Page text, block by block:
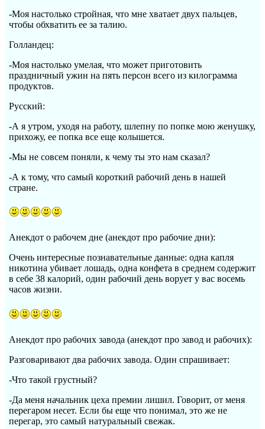
-Моя настолько стройная, что мне хватает двух пальцев,
чтобы обхватить ее за талию.
Голландец:
-Моя настолько умелая, что может приготовить
праздничный ужин на пять персон всего из килограмма
продуктов.
Русский:
-А я утром, уходя на работу, шлепну по попке мою женушку,
прихожу, ее попка все еще колышется.
-Мы не совсем поняли, к чему ты это нам сказал?
-А к тому, что самый короткий рабочий день в нашей
стране.
Анекдот о рабочем дне (анекдот про рабочие дни):
Очень интересные познавательные данные: одна капля
никотина убивает лошадь, одна конфета в среднем содержит
в себе 38 калорий, один рабочий день ворует у вас восемь
часов жизни.
Анекдот про рабочих завода (анекдот про завод и рабочих):
Разговаривают два рабочих завода. Один спрашивает:
-Что такой грустный?
-Да меня начальник цеха премии лишил. Говорит, от меня
перегаром несет. Если бы еще что понимал, это же не
перегар, это самый натуральный свежак.